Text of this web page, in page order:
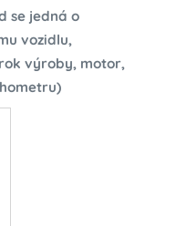
se jedná o
vozidlu,
výroby, motor,